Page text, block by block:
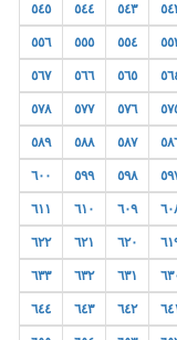
٥٤٣ ٥٤٤ ٥٤٥
٥٥٤ ٥٥٥ ٥٥٦
٥٦٥ ٥٦٦ ٥٦٧
٥٧٦ ٥٧٧ ٥٧٨
٥٨٧ ٥٨٨ ٥٨٩
٥٩٨ ٥٩٩ ٦٠٠
٦٠٩ ٦١٠ ٦١١
٦٢٠ ٦٢١ ٦٢٢
٦٣١ ٦٣٢ ٦٣٣
٦٤٢ ٦٤٣ ٦٤٤